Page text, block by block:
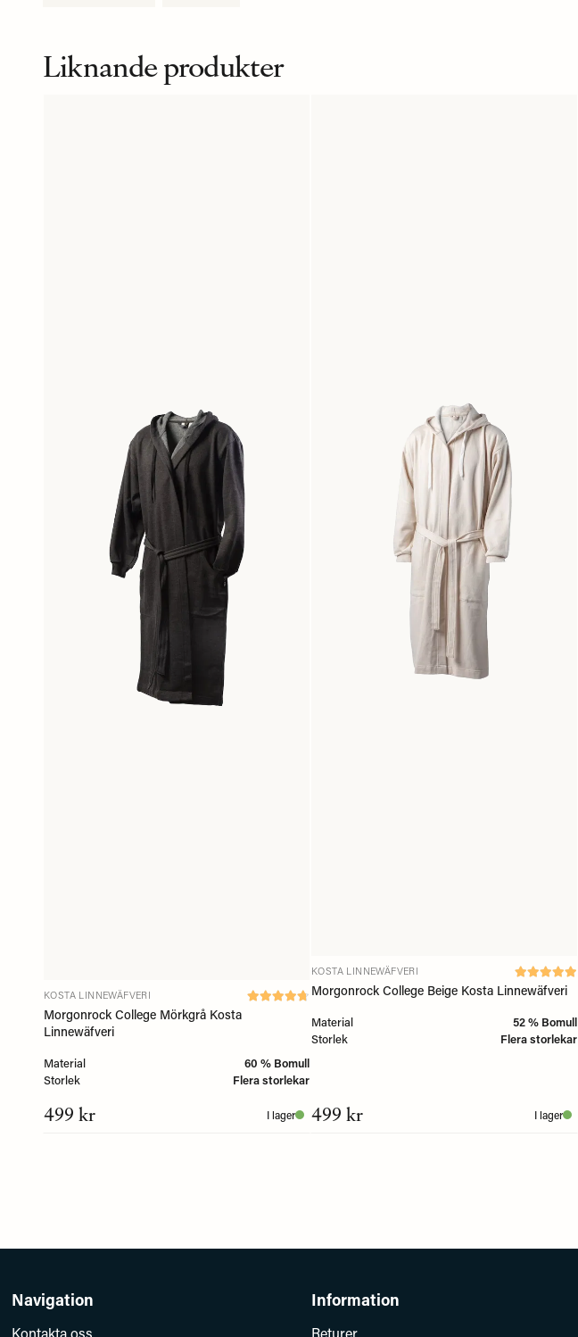
Liknande produkter
KOSTA LINNEWÄFVERI
Morgonrock College Mörkgrå Kosta
Linnewäfveri
Material
60 % Bomull
Storlek
Flera storlekar
499 kr I lager
KOSTA LINNEWÄFVERI
Morgonrock College Beige Kosta Linnewäfveri
Material
52 % Bomull
Storlek
Flera storlekar
499 kr I lager
Navigation
Kontakta oss
Information
Returer